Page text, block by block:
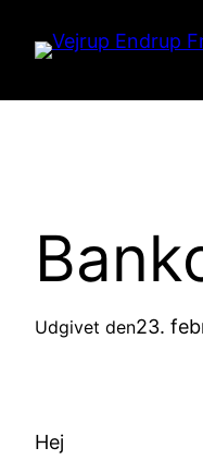
Udgivet den23.
Hej